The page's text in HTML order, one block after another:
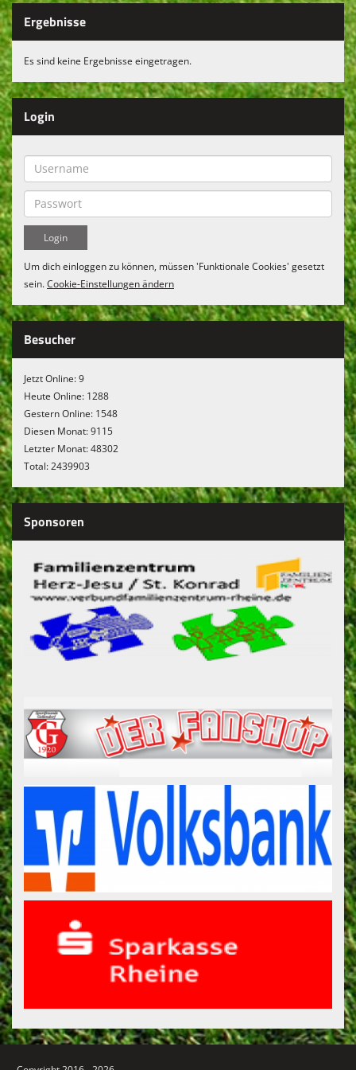
Vereinskollektion
Ergebnisse
Es sind keine Ergebnisse eingetragen.
Login
Um dich einloggen zu können, müssen 'Funktionale Cookies' gesetzt
sein.Cookie-Einstellungen ändern
Besucher
Jetzt Online: 9
Heute Online: 1288
Gestern Online: 1548
Diesen Monat: 9115
Letzter Monat: 48302
Total: 2439903
Sponsoren